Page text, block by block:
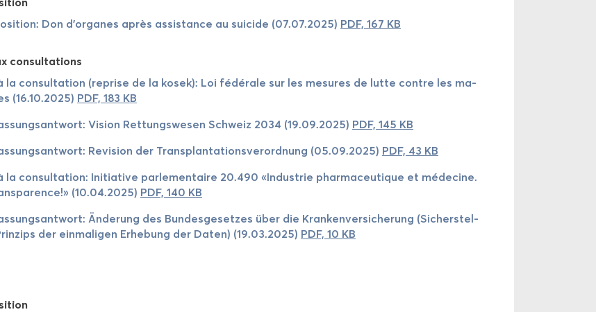
Don d’or­ganes après as­sis­tance au sui­cide (07.07.2025) PDF, 167 KB
consul­ta­tions
la consul­ta­tion (re­prise de la kosek): Loi fé­dé­rale sur les me­sures de lutte contre les ma­
(16.10.2025) PDF, 183 KB
Vi­sion Ret­tungs­we­sen Schweiz 2034 (19.09.2025) PDF, 145 KB
Re­vi­sion der Trans­plan­ta­tions­ve­rord­nung (05.09.2025) PDF, 43 KB
la consul­ta­tion: Ini­tia­tive par­le­men­taire 20.490 «In­dus­trie phar­ma­ceu­tique et mé­de­cine.
(10.04.2025) PDF, 140 KB
Änderung des Bun­des­ge­setzes über die Kran­ken­ver­si­che­rung (Si­chers­tel­
der ein­ma­li­gen Erhe­bung der Daten) (19.03.2025) PDF, 10 KB